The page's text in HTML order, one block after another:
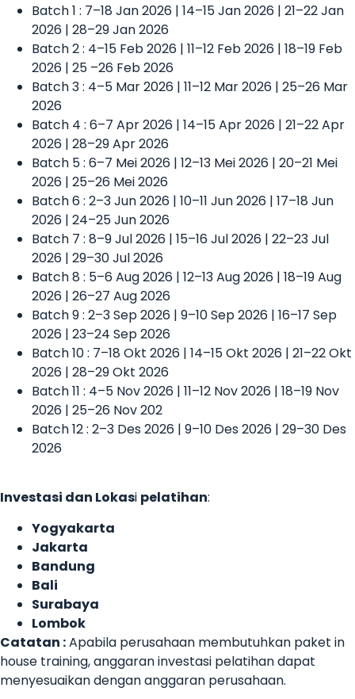
Batch 1 : 7–18 Jan 2026 | 14–15 Jan 2026 | 21–22 Jan
2026 | 28–29 Jan 2026
Batch 2 : 4–15 Feb 2026 | 11–12 Feb 2026 | 18–19 Feb
2026 | 25 –26 Feb 2026
Batch 3 : 4–5 Mar 2026 | 11–12 Mar 2026 | 25–26 Mar
2026
Batch 4 : 6–7 Apr 2026 | 14–15 Apr 2026 | 21–22 Apr
2026 | 28–29 Apr 2026
Batch 5 : 6–7 Mei 2026 | 12–13 Mei 2026 | 20–21 Mei
2026 | 25–26 Mei 2026
Batch 6 : 2–3 Jun 2026 | 10–11 Jun 2026 | 17–18 Jun
2026 | 24–25 Jun 2026
Batch 7 : 8–9 Jul 2026 | 15–16 Jul 2026 | 22–23 Jul
2026 | 29–30 Jul 2026
Batch 8 : 5–6 Aug 2026 | 12–13 Aug 2026 | 18–19 Aug
2026 | 26–27 Aug 2026
Batch 9 : 2–3 Sep 2026 | 9–10 Sep 2026 | 16–17 Sep
2026 | 23–24 Sep 2026
Batch 10 : 7–18 Okt 2026 | 14–15 Okt 2026 | 21–22 Okt
2026 | 28–29 Okt 2026
Batch 11 : 4–5 Nov 2026 | 11–12 Nov 2026 | 18–19 Nov
2026 | 25–26 Nov 202
Batch 12 : 2–3 Des 2026 | 9–10 Des 2026 | 29–30 Des
2026
Investasi dan Lokasi pelatihan:
Yogyakarta
Jakarta
Bandung
Bali
Surabaya
Lombok
Catatan :Apabila perusahaan membutuhkan paket in
house training, anggaran investasi pelatihan dapat
menyesuaikan dengan anggaran perusahaan.